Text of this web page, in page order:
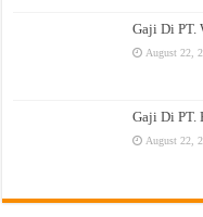
Gaji Di PT.
August 22,
Gaji Di PT.
August 22,